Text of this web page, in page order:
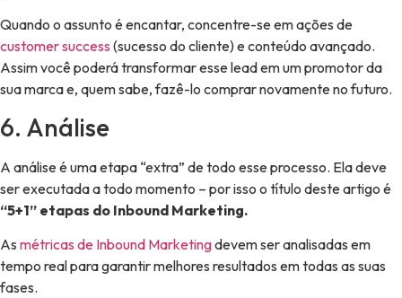
Quando o assunto é encantar, concentre-se em ações de
customer success (sucesso do cliente) e conteúdo avançado.
Assim você poderá transformar esse lead em um promotor da
sua marca e, quem sabe, fazê-lo comprar novamente no futuro.
6. Análise
A análise é uma etapa “extra” de todo esse processo. Ela deve
ser executada a todo momento – por isso o título deste artigo é
“5+1” etapas do Inbound Marketing.
As métricas de Inbound Marketingdevem ser analisadas em
tempo real para garantir melhores resultados em todas as suas
fases.